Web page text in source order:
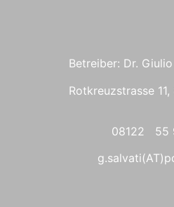
Betreiber: Dr.
Rotkreuzstrasse
08122 55